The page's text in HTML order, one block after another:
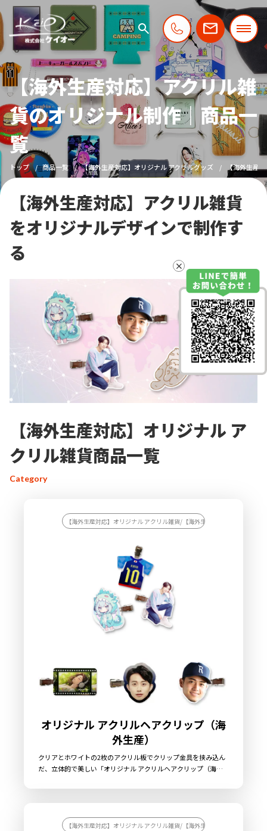
【海外生産対応】アクリル雑
貨のオリジナル制作｜商品一
覧
トップ 商品一覧 【海外生産対応】オリジナル アクリルグッズ 【海外生産
【海外生産対応】アクリル雑貨
をオリジナルデザインで制作す
る
【海外生産対応】オリジナル ア
クリル雑貨商品一覧
Category
【海外生産対応】オリジナル アクリル雑貨/【海外生産対応】オリジナル
オリジナル アクリルヘアクリップ（海
外生産）
クリアとホワイトの2枚のアクリル板でクリップ金具を挟み込ん
だ、立体的で美しい「オリジナル アクリルヘアクリップ（海外
UVインクジェットプリントによるフルカラー印刷を採用し、繊
級感のある仕上がりになります！販売に必要な資材も豊富に取り
【海外生産対応】オリジナル アクリル雑貨/【海外生産対応】オリジナ